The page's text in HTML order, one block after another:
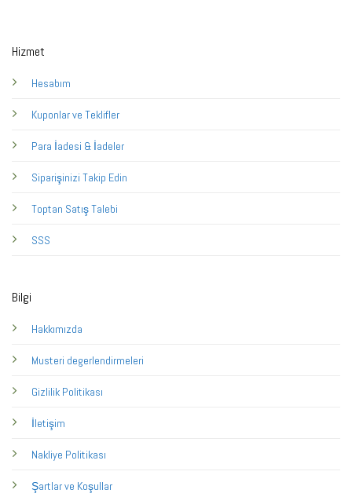
Hizmet
Hesabım
Kuponlar ve Teklifler
Para İadesi & İadeler
Siparişinizi Takip Edin
Toptan Satış Talebi
SSS
Bilgi
Hakkımızda
Musteri degerlendirmeleri
Gizlilik Politikası
İletişim
Nakliye Politikası
Şartlar ve Koşullar